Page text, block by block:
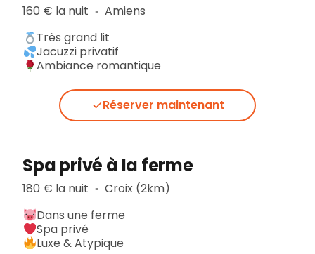
160 € la nuit ▪︎ Amiens
Très grand lit
Jacuzzi privatif
Ambiance romantique
Réserver maintenant
Spa privé à la ferme
180 € la nuit ▪︎ Croix (2km)
Dans une ferme
Spa privé
Luxe & Atypique